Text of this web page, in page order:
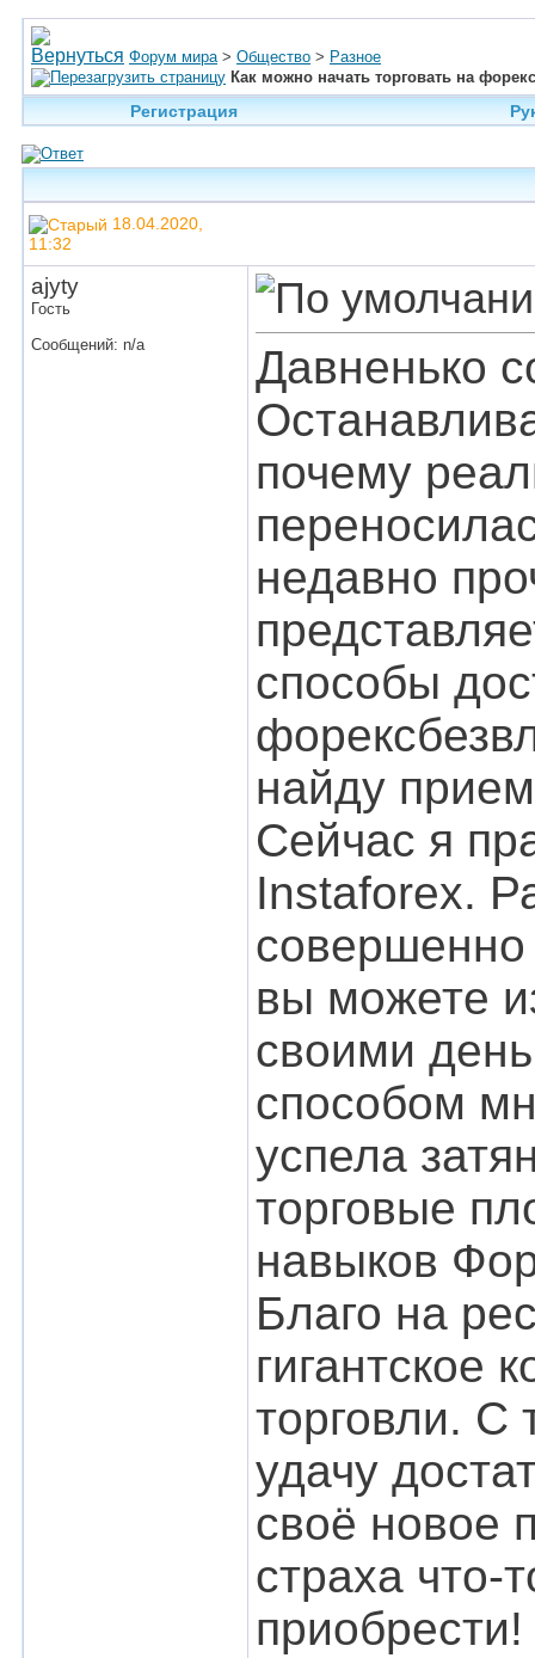
Форум мира > Общество > Разное
Как можно начать торговать на
Регистрация
18.04.2020,
11:32
ajyty
Гость
Сообщений: n/a
Давненько
почему
недавно
способы
найду
Сейчас я
Instaforex.
совершенно
вы можете
своими
способом
успела
торговые
навыков
Благо на
гигантское
торговли.
удачу
своё новое
страха что-
приобрести!